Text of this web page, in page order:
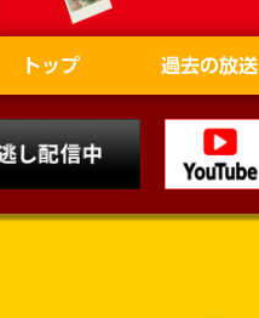
トップ 過去の放送